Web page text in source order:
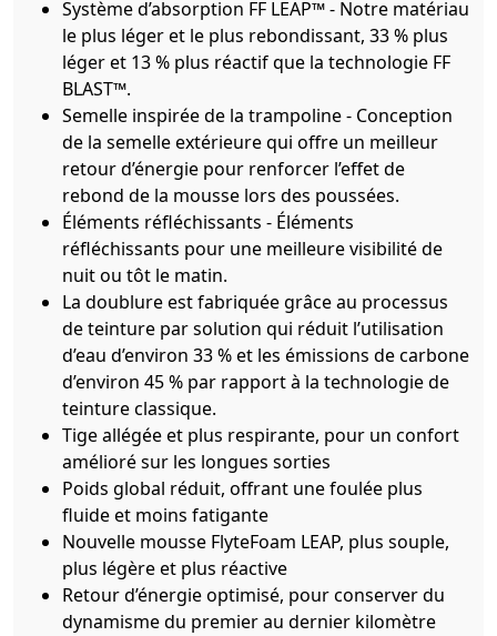
Système d’absorption FF LEAP™ - Notre matériau
le plus léger et le plus rebondissant, 33 % plus
léger et 13 % plus réactif que la technologie FF
BLAST™.
Semelle inspirée de la trampoline - Conception
de la semelle extérieure qui offre un meilleur
retour d’énergie pour renforcer l’effet de
rebond de la mousse lors des poussées.
Éléments réfléchissants - Éléments
réfléchissants pour une meilleure visibilité de
nuit ou tôt le matin.
La doublure est fabriquée grâce au processus
de teinture par solution qui réduit l’utilisation
d’eau d’environ 33 % et les émissions de carbone
d’environ 45 % par rapport à la technologie de
teinture classique.
Tige allégée et plus respirante, pour un confort
amélioré sur les longues sorties
Poids global réduit, offrant une foulée plus
fluide et moins fatigante
Nouvelle mousse FlyteFoam LEAP, plus souple,
plus légère et plus réactive
Retour d’énergie optimisé, pour conserver du
dynamisme du premier au dernier kilomètre